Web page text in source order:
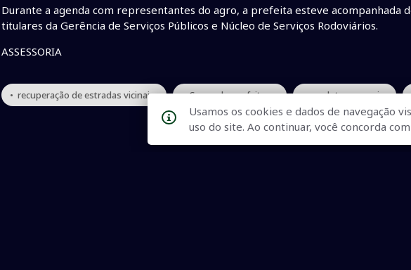
Durante a agenda com representantes do agro, a prefeita esteve acompanhada
titulares da Gerência de Serviços Públicos e Núcleo de Serviços Rodoviários.
ASSESSORIA
• recuperação de estradas vicinais • Copasul e prefeitura • produtores rurais
Usamos os cookies e dados de navegação
uso do site. Ao continuar, você concorda